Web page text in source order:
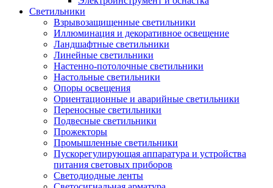
Светильники
Взрывозащищенные светильники
Иллюминация и декоративное освещение
Ландшафтные светильники
Линейные светильники
Настенно-потолочные светильники
Настольные светильники
Опоры освещения
Ориентационные и аварийные светильники
Переносные светильники
Подвесные светильники
Прожекторы
Промышленные светильники
Пускорегулирующая аппаратура и устройства
питания световых приборов
Светодиодные ленты